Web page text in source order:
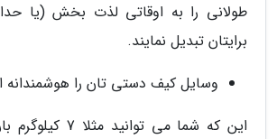
طولانی را به اوقاتی لذت بخش (یا
برایتان تبدیل نمایند.
وسایل کیف دستی تان را هوشمندانه
این که شما می